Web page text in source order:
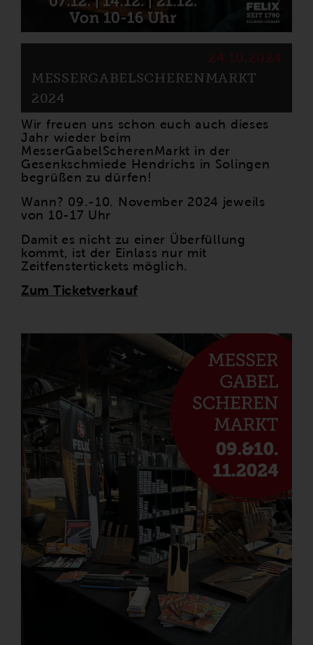
24.10.2024
MESSERGABELSCHERENMARKT
2024
Wir freuen uns schon euch auch dieses
Jahr wieder beim
MesserGabelScherenMarkt in der
Gesenkschmiede Hendrichs in Solingen
begrüßen zu dürfen!
Wann? 09.-10. November 2024 jeweils
von 10-17 Uhr
Damit es nicht zu einer Überfüllung
kommt, ist der Einlass nur mit
Zeitfenstertickets möglich.
Zum Ticketverkauf